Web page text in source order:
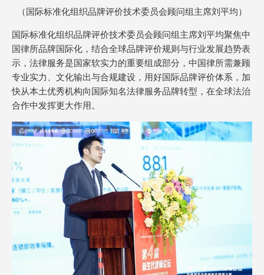
（国际标准化组织品牌评价技术委员会顾问组主席刘平均）
国际标准化组织品牌评价技术委员会顾问组主席刘平均聚焦中
国律所品牌国际化，结合全球品牌评价规则与行业发展趋势表
示，法律服务是国家软实力的重要组成部分，中国律所需兼顾
专业实力、文化输出与合规建设，用好国际品牌评价体系，加
快从本土优秀机构向国际知名法律服务品牌转型，在全球法治
合作中发挥更大作用。